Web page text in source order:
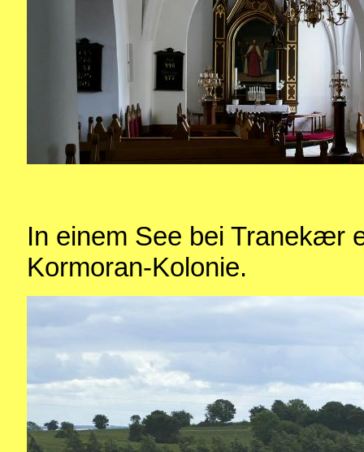
In einem See bei Tranekær
Kormoran-Kolonie.